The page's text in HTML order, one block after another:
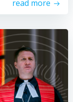
read more